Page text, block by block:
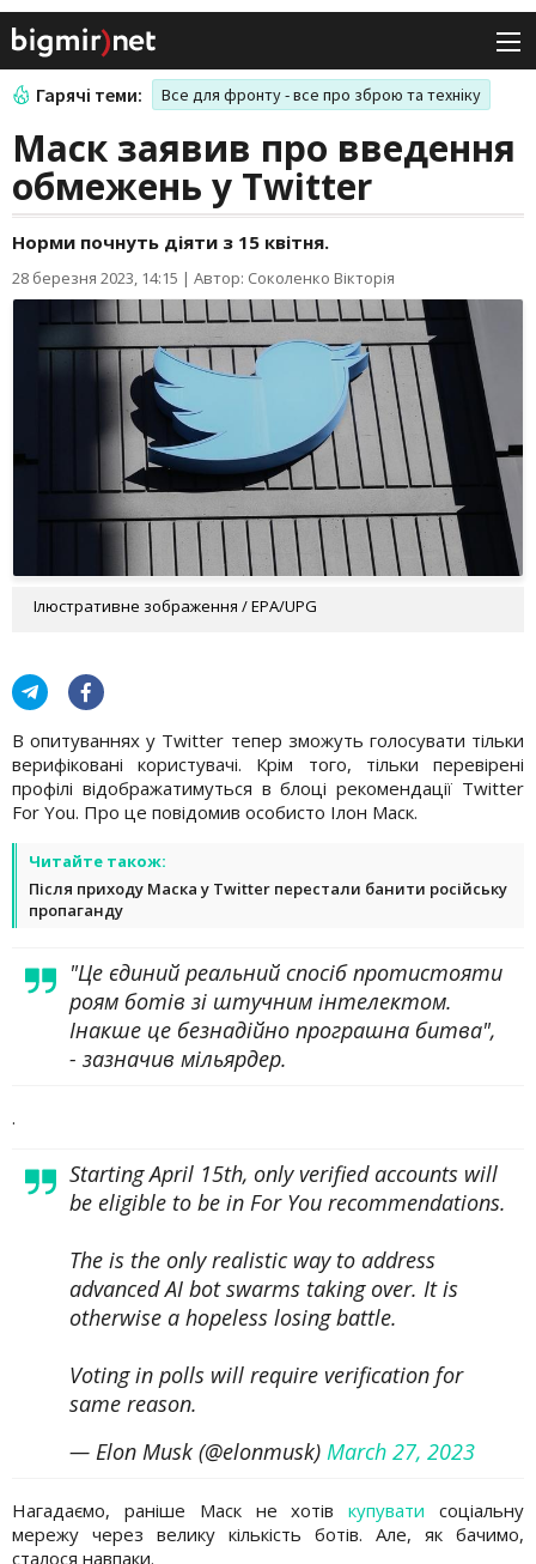
Гарячі теми: Все для фронту - все про зброю та техніку
Маск заявив про введення
обмежень у Twitter
Норми почнуть діяти з 15 квітня.
28 березня 2023, 14:15 | Автор: Соколенко Вікторія
Ілюстративне зображення / EPA/UPG
В опитуваннях у Twitter тепер зможуть голосувати тільки
верифіковані користувачі. Крім того, тільки перевірені
профілі відображатимуться в блоці рекомендації Twitter
For You. Про це повідомив особисто Ілон Маск.
Читайте також:
Після приходу Маска у Twitter перестали банити російську
пропаганду
"Це єдиний реальний спосіб протистояти
роям ботів зі штучним інтелектом.
Інакше це безнадійно програшна битва",
- зазначив мільярдер.
.
Starting April 15th, only verified accounts will
be eligible to be in For You recommendations.
The is the only realistic way to address
advanced AI bot swarms taking over. It is
otherwise a hopeless losing battle.
Voting in polls will require verification for
same reason.
— Elon Musk (@elonmusk) March 27, 2023
Нагадаємо, раніше Маск не хотівкупувати соціальну
мережу через велику кількість ботів. Але, як бачимо,
сталося навпаки.